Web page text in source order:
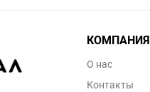
КОМПАНИЯ
О нас
Контакты